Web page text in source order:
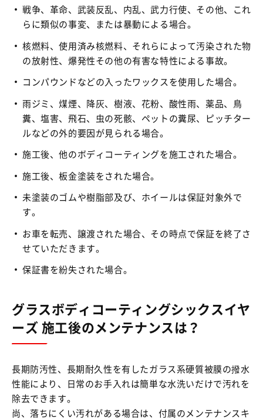
戦争、革命、武装反乱、内乱、武力行使、その他、これ
らに類似の事変、または暴動による場合。
核燃料、使用済み核燃料、それらによって汚染された物
の放射性、爆発性その他の有害な特性による事故。
コンパウンドなどの入ったワックスを使用した場合。
雨ジミ、煤煙、降灰、樹液、花粉、酸性雨、薬品、鳥
糞、塩害、飛石、虫の死骸、ペットの糞尿、ピッチター
ルなどの外的要因が見られる場合。
施工後、他のボディコーティングを施工された場合。
施工後、板金塗装をされた場合。
未塗装のゴムや樹脂部及び、ホイールは保証対象外で
す。
お車を転売、譲渡された場合、その時点で保証を終了さ
せていただきます。
保証書を紛失された場合。
グラスボディコーティングシックスイヤ
ーズ 施工後のメンテナンスは？
長期防汚性、長期耐久性を有したガラス系硬質被膜の撥水
性能により、日常のお手入れは簡単な水洗いだけで汚れを
除去できます。
尚、落ちにくい汚れがある場合は、付属のメンテナンスキ